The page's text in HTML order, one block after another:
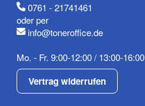
0761 - 21741461
oder per
info@toneroffice.de
Mo. - Fr. 9:00-12:00 / 13:00-16:00
Vertrag widerrufen